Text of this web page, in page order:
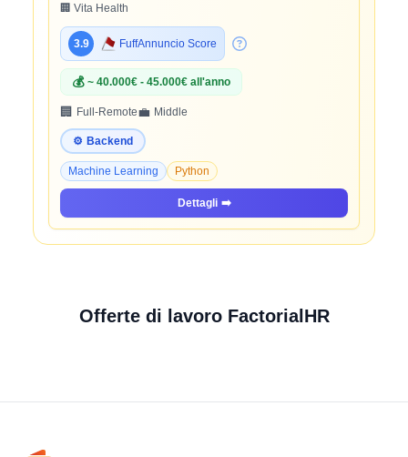
🏢 Vita Health
3.9 FuffAnnuncio Score
💰 ~ 40.000€ - 45.000€ all'anno
🏢 Full-Remote💼 Middle
⚙️ Backend
Machine Learning Python
Dettagli ➡️
Offerte di lavoro FactorialHR